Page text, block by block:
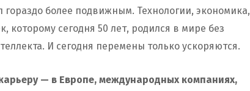
более подвижным. Технологии, экономика,
которому сегодня 50 лет, родился в мире без
И сегодня перемены только ускоряются.
— в Европе, международных компаниях,